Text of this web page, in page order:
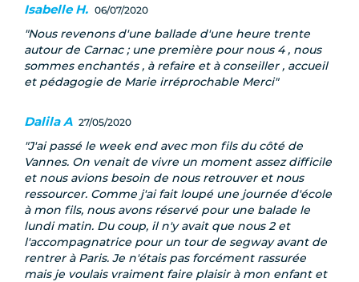
Isabelle H. 06/07/2020
Nous revenons d'une ballade d'une heure trente
autour de Carnac ; une première pour nous 4 , nous
sommes enchantés , à refaire et à conseiller , accueil
et pédagogie de Marie irréprochable Merci
Dalila A 27/05/2020
J'ai passé le week end avec mon fils du côté de
Vannes. On venait de vivre un moment assez difficile
et nous avions besoin de nous retrouver et nous
ressourcer. Comme j'ai fait loupé une journée d'école
à mon fils, nous avons réservé pour une balade le
lundi matin. Du coup, il n'y avait que nous 2 et
l'accompagnatrice pour un tour de segway avant de
rentrer à Paris. Je n'étais pas forcément rassurée
mais je voulais vraiment faire plaisir à mon enfant et